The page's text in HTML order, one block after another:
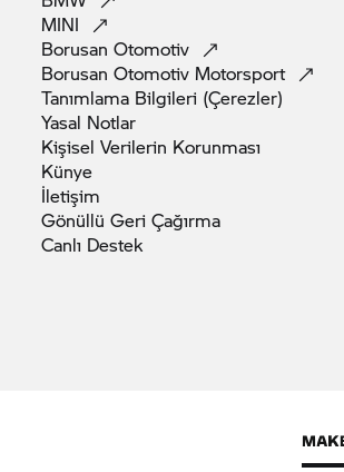
MINI
BorusanOtomotiv
Borusan Otomotiv Motorsport
Tanımlama Bilgileri (Çerezler)
Yasal Notlar
Kişisel Verilerin Korunması
Künye
İletişim
Gönüllü GeriÇağırma
Canlı Destek